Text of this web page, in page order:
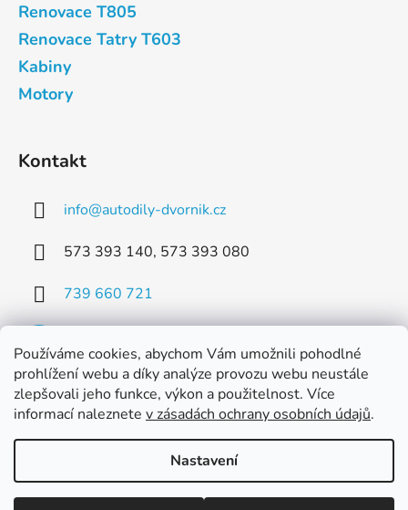
Používáme cookies, abychom Vám umožnili pohodlné
prohlížení webu a díky analýze provozu webu neustále
zlepšovali jeho funkce, výkon a použitelnost. Více
informací naleznete v zásadách ochrany osobních údajů.
Nastavení
Renovace T805
Renovace Tatry T603
Kabiny
Motory
Kontakt
info@autodily-dvornik.cz
573 393 140, 573 393 080
739 660 721
Facebook
Vytvořil Shoptet